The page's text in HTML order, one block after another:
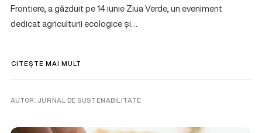
Frontiere, a găzduit pe 14 iunie Ziua Verde, un eveniment
dedicat agriculturii ecologice și…
CITEȘTE MAI MULT
AUTOR. JURNAL DE SUSTENABILITATE